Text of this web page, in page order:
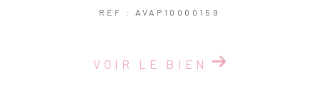
REF : AVAP10000159
VOIR LE BIEN